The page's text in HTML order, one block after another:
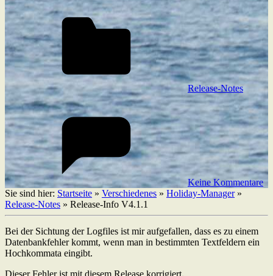
Release-Notes
Keine Kommentare
Sie sind hier: Startseite » Verschiedenes » Holiday-Manager»
Release-Notes » Release-Info V4.1.1
Bei der Sichtung der Logfiles ist mir aufgefallen, dass es zu einem
Datenbankfehler kommt, wenn man in bestimmten Textfeldern ein
Hochkommata eingibt.
Dieser Fehler ist mit diesem Release korrigiert.